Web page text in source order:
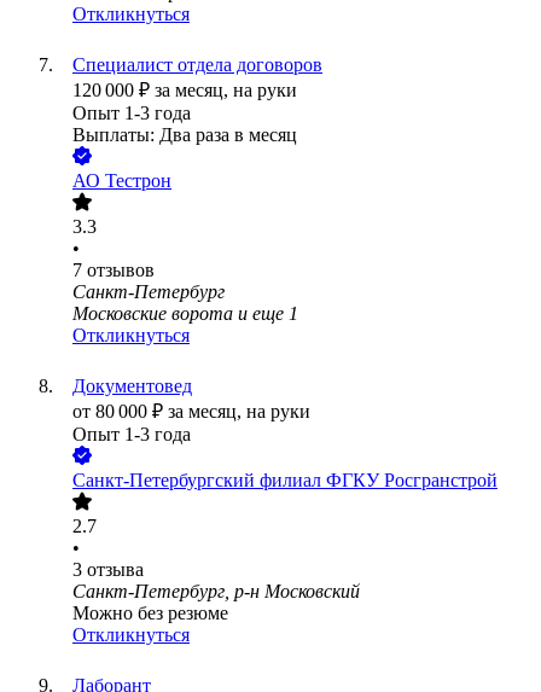
Откликнуться
Специалист отдела договоров
120 000 ₽ за месяц, на руки
Опыт 1-3 года
Выплаты: Два раза в месяц
АО Тестрон
3.3
•
7 отзывов
Санкт-Петербург
Московские ворота и еще 1
Откликнуться
Документовед
от 80 000 ₽ за месяц, на руки
Опыт 1-3 года
Санкт-Петербургский филиал ФГКУ Росгранстрой
2.7
•
3 отзыва
Санкт-Петербург, р-н Московский
Можно без резюме
Откликнуться
Лаборант